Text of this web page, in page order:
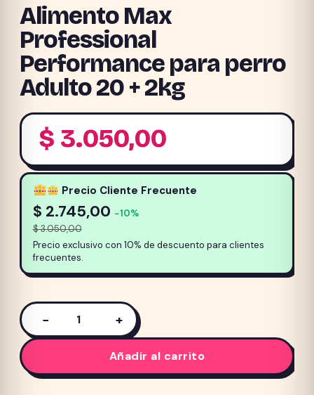
Alimento Max
Professional
Performance para perro
Adulto 20 + 2kg
$ 3.050,00
Precio Cliente Frecuente
$ 2.745,00 −10%
$3.050,00
Precio exclusivo con 10% de descuento para clientes
frecuentes.
Alimento
Max
Professional
Performance
− +
Añadir al carrito